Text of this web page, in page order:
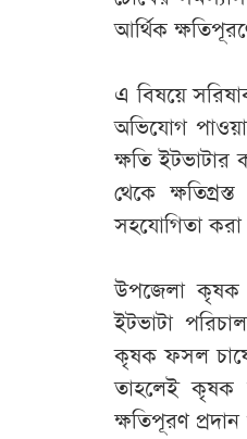
আর্থিক
এ বিষয়ে
অভিযোগ
ক্ষতি
থেকে
সহযোগিতা করা
উপজেলা কৃষক
ইটভাটা
কৃষক ফসল চাষে
তাহলেই কৃষক
ক্ষতিপূরণ